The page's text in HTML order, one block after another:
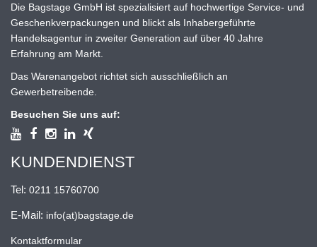
Die Bagstage GmbH ist spezialisiert auf hochwertige Service- und
Geschenkverpackungen und blickt als Inhabergeführte
Handelsagentur in zweiter Generation auf über 40 Jahre
Erfahrung am Markt.
Das Warenangebot richtet sich ausschließlich an
Gewerbetreibende.
Besuchen Sie uns auf:
KUNDENDIENST
Tel: 0211 15760700
E-Mail: info(at)bagstage.de
Kontaktformular